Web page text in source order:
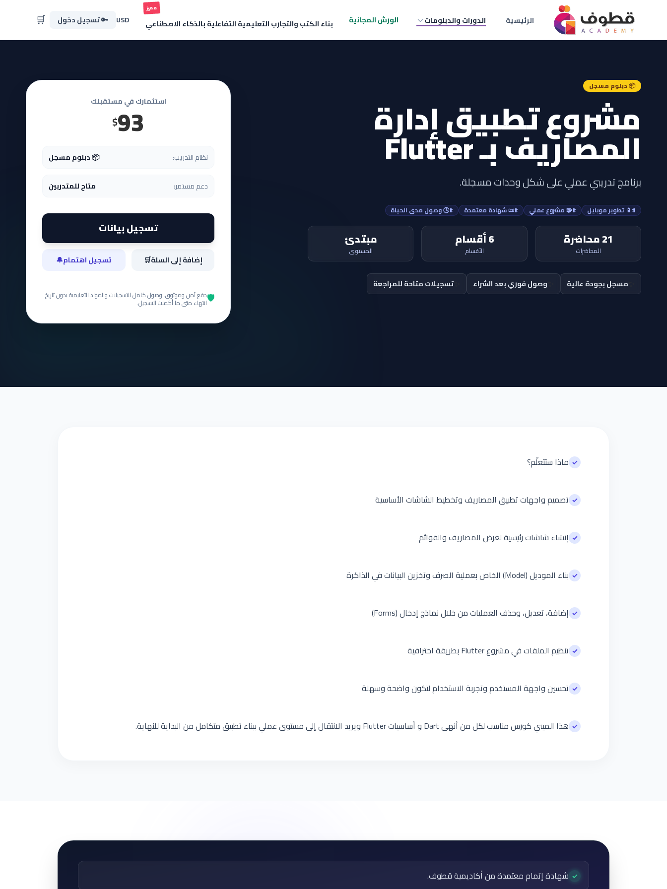
الرئيسية الدورات والدبلومات الورش المجانية بناء الكتب والتجارب التعليمية التفاعلية بالذكاء الاصطناعي
مميز
USD 🔑 تسجيل دخول 🛒
📦 دبلوم مسجل
مشروع تطبيق إدارة
المصاريف بـ Flutter
برنامج تدريبي عملي على شكل وحدات مسجلة.
#📱 تطوير موبايل #🧩 مشروع عملي #📜 شهادة معتمدة #🕓 وصول مدى الحياة
21 محاضرة
المحاضرات
6 أقسام
الأقسام
مبتدئ
المستوى
مسجل بجودة عالية وصول فوري بعد الشراء تسجيلات متاحة للمراجعة
استثمارك في مستقبلك
93
$
نظام التدريب: 📦 دبلوم مسجل
دعم مستمر: متاح للمتدربين
تسجيل بيانات
إضافة إلى السلة🛒 تسجيل اهتمام🔔
🛡️دفع آمن وموثوق. وصول كامل للتسجيلات والمواد التعليمية بدون تاريخ
انتهاء متى ما أكملت التسجيل.
✓ ماذا ستتعلّم؟
✓ تصميم واجهات تطبيق المصاريف وتخطيط الشاشات الأساسية
✓ إنشاء شاشات رئيسية لعرض المصاريف والقوائم
✓ بناء الموديل (Model) الخاص بعملية الصرف وتخزين البيانات في الذاكرة
✓ إضافة، تعديل، وحذف العمليات من خلال نماذج إدخال (Forms)
✓ تنظيم الملفات في مشروع Flutter بطريقة احترافية
✓ تحسين واجهة المستخدم وتجربة الاستخدام لتكون واضحة وسهلة
✓ هذا الميني كورس مناسب لكل من أنهى Dart و أساسيات Flutter ويريد الانتقال إلى مستوى عملي ببناء تطبيق متكامل من البداية للنهاية.
✓ شهادة إتمام معتمدة من أكاديمية قطوف.